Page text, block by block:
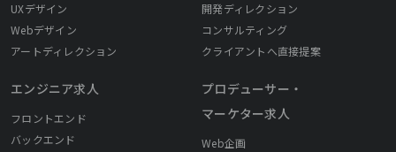
UXデザイン
Webデザイン
アートディレクション
エンジニア求人
フロントエンド
バックエンド
開発ディレクション
コンサルティング
クライアントへ直接提案
プロデューサー・
マーケター求人
Web企画